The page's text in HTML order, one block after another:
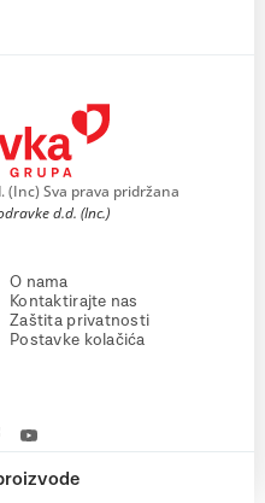
(Inc) Sva prava pridržana
d.d. (Inc.)
O nama
Kontaktirajte nas
Zaštita privatnosti
Postavke kolačića